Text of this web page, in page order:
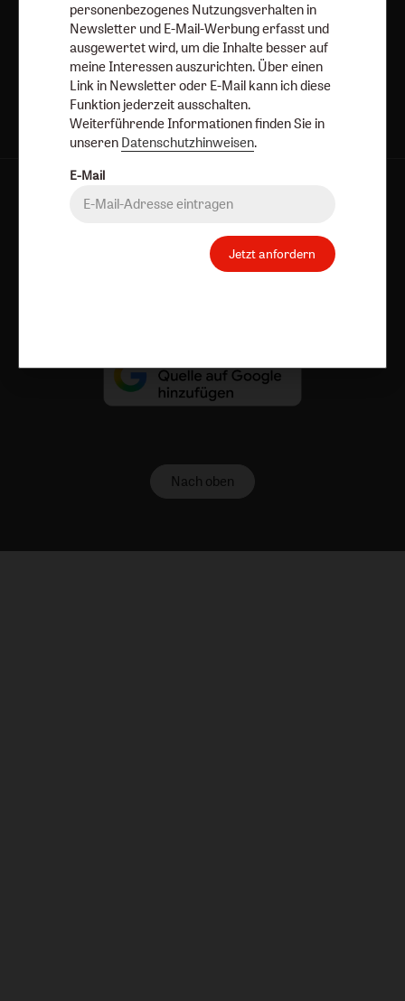
Jetzt anmelden
AGB und Widerrufsbelehrung
Abo online kündigen
Nach oben
personenbezogenes Nutzungsverhalten in
Newsletter und E-Mail-Werbung erfasst und
ausgewertet wird, um die Inhalte besser auf
meine Interessen auszurichten. Über einen
Link in Newsletter oder E-Mail kann ich diese
Funktion jederzeit ausschalten.
Weiterführende Informationen finden Sie in
unseren Datenschutzhinweisen.
E-Mail
Jetzt anfordern